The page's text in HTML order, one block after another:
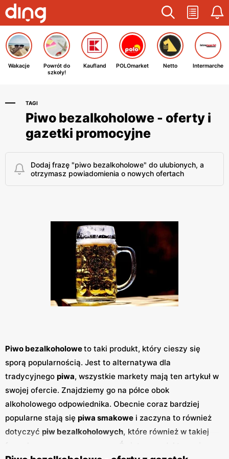
Wakacje
Powrót do
szkoły!
Kaufland POLOmarket Netto Intermarche
TAGI
Piwo bezalkoholowe - oferty i
gazetki promocyjne
Dodaj frazę "piwo bezalkoholowe" do ulubionych, a
otrzymasz powiadomienia o nowych ofertach
Piwo bezalkoholoweto taki produkt, który cieszy się
sporą popularnością. Jest to alternatywa dla
tradycyjnego piwa, wszystkie markety mają ten artykuł w
swojej ofercie. Znajdziemy go na półce obok
alkoholowego odpowiednika. Obecnie coraz bardziej
popularne stają się piwa smakowe i zaczyna to również
dotyczyć piw bezalkoholowych, które również w takiej